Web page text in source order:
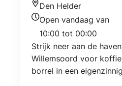
Locatie
Den Helder
Openingstijden vandaag
Open vandaag van
10:00 tot 00:00
Strijk neer aan de
Willemsoord voor
borrel in een